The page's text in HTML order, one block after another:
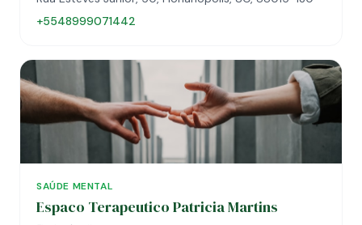
+5548999071442
SAÚDE MENTAL
Espaco Terapeutico Patricia Martins